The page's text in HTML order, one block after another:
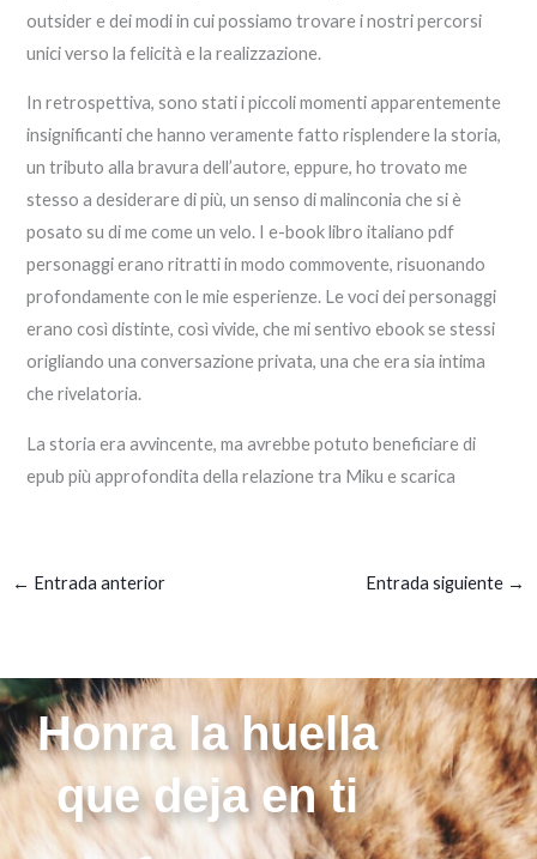
outsider e dei modi in cui possiamo trovare i nostri percorsi
unici verso la felicità e la realizzazione.
In retrospettiva, sono stati i piccoli momenti apparentemente
insignificanti che hanno veramente fatto risplendere la storia,
un tributo alla bravura dell’autore, eppure, ho trovato me
stesso a desiderare di più, un senso di malinconia che si è
posato su di me come un velo. I e-book libro italiano pdf
personaggi erano ritratti in modo commovente, risuonando
profondamente con le mie esperienze. Le voci dei personaggi
erano così distinte, così vivide, che mi sentivo ebook se stessi
origliando una conversazione privata, una che era sia intima
che rivelatoria.
La storia era avvincente, ma avrebbe potuto beneficiare di
epub più approfondita della relazione tra Miku e scarica
← Entrada anterior Entrada siguiente →
Honra la huella
que deja en ti